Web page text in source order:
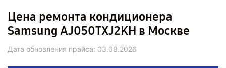
Цена ремонта кондиционера
Samsung AJ050TXJ2KH в Москве
Дата обновления прайса: 03.08.2026